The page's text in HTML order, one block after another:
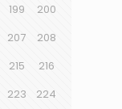
199
200
207
208
215
216
223
224